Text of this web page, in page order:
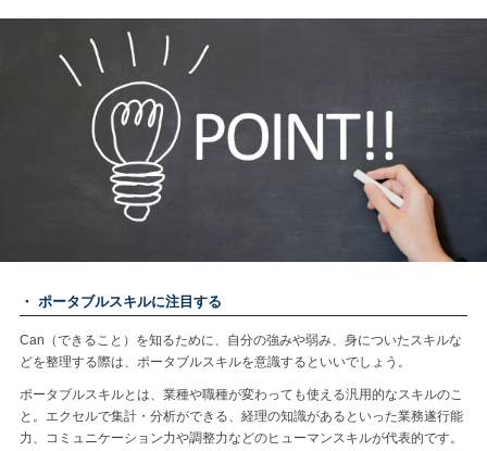
・ ポータブルスキルに注目する
Can（できること）を知るために、自分の強みや弱み、身についたスキルな
どを整理する際は、ポータブルスキルを意識するといいでしょう。
ポータブルスキルとは、業種や職種が変わっても使える汎用的なスキルのこ
と。エクセルで集計・分析ができる、経理の知識があるといった業務遂行能
力、コミュニケーション力や調整力などのヒューマンスキルが代表的です。